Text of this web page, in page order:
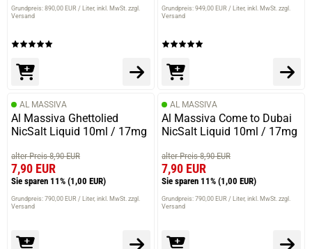
Grundpreis: 890,00 EUR / Liter inkl. MwSt. zzgl.
Versand
Grundpreis: 949,00 EUR / Liter inkl. MwSt. zzgl.
Versand
AL MASSIVA
Al Massiva Ghettolied
NicSalt Liquid 10ml / 17mg
alter Preis 8,90 EUR
7,90 EUR
Sie sparen 11% (1,00 EUR)
Grundpreis: 790,00 EUR / Liter inkl. MwSt. zzgl.
Versand
AL MASSIVA
Al Massiva Come to Dubai
NicSalt Liquid 10ml / 17mg
alter Preis 8,90 EUR
7,90 EUR
Sie sparen 11% (1,00 EUR)
Grundpreis: 790,00 EUR / Liter inkl. MwSt. zzgl.
Versand